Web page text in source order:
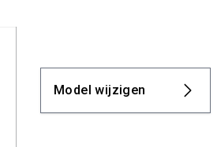
Model wijzigen